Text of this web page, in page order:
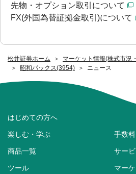
松井証券ホーム
マーケット情報(株式市況
昭和パックス(3954)
ニュース
先物・オプション取引について
FX(外国為替証拠金取引)について
はじめての方へ
楽しむ・学ぶ 手数料
商品一覧 サー
ツール
マー